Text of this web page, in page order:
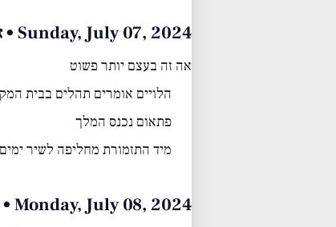
Sunday, July 07, 2024 • א׳ תמוז תשפ״ד
אה זה בעצם יותר פשוט
הלויים אומרים תהלים בבית
פתאום נכנס המלך
מיד התזמורת מחליפה לשיר
Monday, July 08, 2024 • ב׳ תמוז תשפ״ד